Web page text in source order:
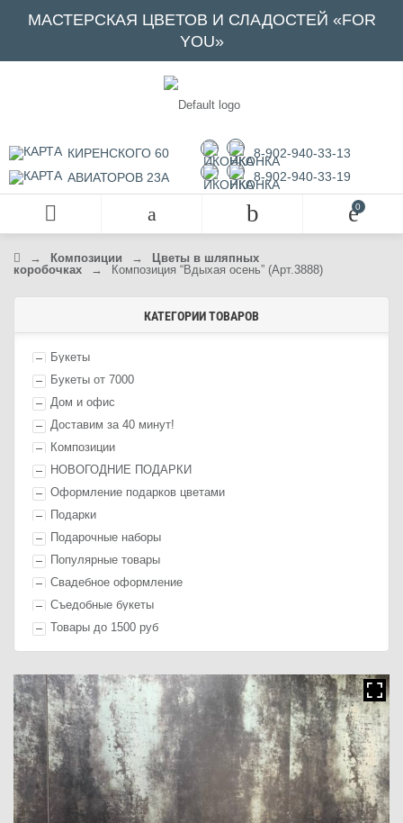
МАСТЕРСКАЯ ЦВЕТОВ И СЛАДОСТЕЙ «FOR
YOU»
КИРЕНСКОГО 60
АВИАТОРОВ 23А
8-902-940-33-13
8-902-940-33-19
→ Композиции →
Цветы в шляпных
коробочках
→ Композиция “Вдыхая осень” (Арт.3888)
КАТЕГОРИИ ТОВАРОВ
Букеты
Букеты от 7000
Дом и офис
Доставим за 40 минут!
Композиции
НОВОГОДНИЕ ПОДАРКИ
Оформление подарков цветами
Подарки
Подарочные наборы
Популярные товары
Свадебное оформление
Съедобные букеты
Товары до 1500 руб